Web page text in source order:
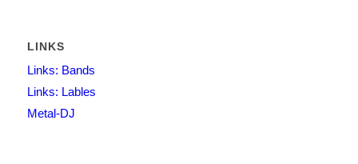
LINKS
Links: Bands
Links: Lables
Metal-DJ